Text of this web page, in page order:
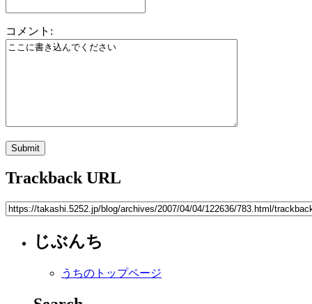
コメント:
Trackback URL
じぶんち
うちのトップページ